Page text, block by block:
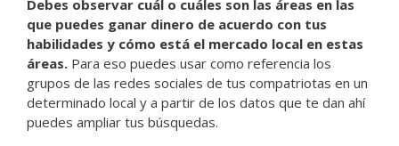
Debes observar cuál o cuáles son las áreas en las
que puedes ganar dinero de acuerdo con tus
habilidades y cómo está el mercado local en estas
áreas. Para eso puedes usar como referencia los
grupos de las redes sociales de tus compatriotas en un
determinado local y a partir de los datos que te dan ahí
puedes ampliar tus búsquedas.